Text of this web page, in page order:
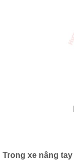
Trong xe nâng